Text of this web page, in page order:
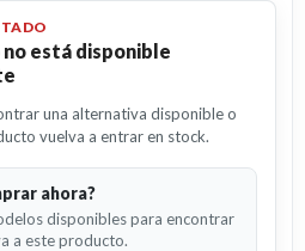
está disponible
una alternativa disponible o
vuelva a entrar en stock.
ahora?
disponibles para encontrar
a este producto.